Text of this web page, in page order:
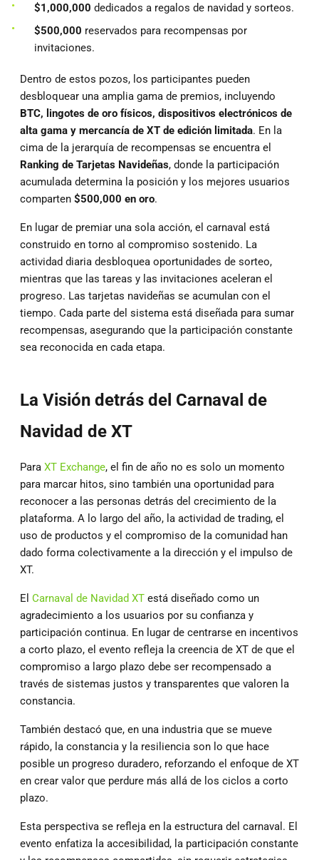
$1,000,000 dedicados a regalos de navidad y sorteos.
$500,000 reservados para recompensas por
invitaciones.
Dentro de estos pozos, los participantes pueden
desbloquear una amplia gama de premios, incluyendo
BTC, lingotes de oro físicos, dispositivos electrónicos de
alta gama y mercancía de XT de edición limitada. En la
cima de la jerarquía de recompensas se encuentra el
Ranking de Tarjetas Navideñas, donde la participación
acumulada determina la posición y los mejores usuarios
comparten $500,000 en oro.
En lugar de premiar una sola acción, el carnaval está
construido en torno al compromiso sostenido. La
actividad diaria desbloquea oportunidades de sorteo,
mientras que las tareas y las invitaciones aceleran el
progreso. Las tarjetas navideñas se acumulan con el
tiempo. Cada parte del sistema está diseñada para sumar
recompensas, asegurando que la participación constante
sea reconocida en cada etapa.
La Visión detrás del Carnaval de
Navidad de XT
Para XT Exchange, el fin de año no es solo un momento
para marcar hitos, sino también una oportunidad para
reconocer a las personas detrás del crecimiento de la
plataforma. A lo largo del año, la actividad de trading, el
uso de productos y el compromiso de la comunidad han
dado forma colectivamente a la dirección y el impulso de
XT.
El Carnaval de Navidad XT está diseñado como un
agradecimiento a los usuarios por su confianza y
participación continua. En lugar de centrarse en incentivos
a corto plazo, el evento refleja la creencia de XT de que el
compromiso a largo plazo debe ser recompensado a
través de sistemas justos y transparentes que valoren la
constancia.
También destacó que, en una industria que se mueve
rápido, la constancia y la resiliencia son lo que hace
posible un progreso duradero, reforzando el enfoque de XT
en crear valor que perdure más allá de los ciclos a corto
plazo.
Esta perspectiva se refleja en la estructura del carnaval. El
evento enfatiza la accesibilidad, la participación constante